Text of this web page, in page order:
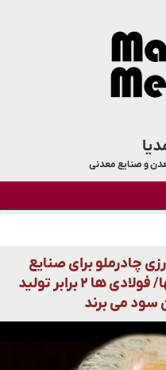
و صنایع معدنی
چادرملو برای صنایع
فولادی/ ضرورت تعدیل قیمتها/ فولادی ها ۲ برابر تولید
سود می برند